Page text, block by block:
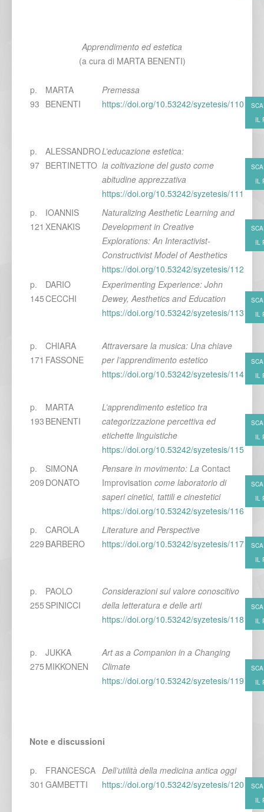
Apprendimento ed estetica
(a cura di MARTA BENENTI)
p.
93
MARTA
BENENTI
Premessa
https://doi.org/10.53242/syzetesis/110
IL
p.
97
ALESSANDRO
BERTINETTO
L’educazione estetica:
la coltivazione del gusto come
abitudine apprezzativa
https://doi.org/10.53242/syzetesis/111
IL
p.
121
IOANNIS
XENAKIS
Naturalizing Aesthetic Learning and
Development in Creative
Explorations: An Interactivist-
Constructivist Model of Aesthetics
https://doi.org/10.53242/syzetesis/112
IL
p.
145
DARIO
CECCHI
Experimenting Experience: John
Dewey, Aesthetics and Education
https://doi.org/10.53242/syzetesis/113
IL
p.
171
CHIARA
FASSONE
Attraversare la musica: Una chiave
per l’apprendimento estetico
https://doi.org/10.53242/syzetesis/114
IL
p.
193
MARTA
BENENTI
L’apprendimento estetico tra
categorizzazione percettiva ed
etichette linguistiche
https://doi.org/10.53242/syzetesis/115
IL
p.
209
SIMONA
DONATO
Pensare in movimento: La Contact
Improvisation come laboratorio di
saperi cinetici, tattili e cinestetici
https://doi.org/10.53242/syzetesis/116
IL
p.
229
CAROLA
BARBERO
Literature and Perspective
https://doi.org/10.53242/syzetesis/117
IL
p.
255
PAOLO
SPINICCI
Considerazioni sul valore conoscitivo
della letteratura e delle arti
https://doi.org/10.53242/syzetesis/118
IL
p.
275
JUKKA
MIKKONEN
Art as a Companion in a Changing
Climate
https://doi.org/10.53242/syzetesis/119
IL
Note e discussioni
p.
301
FRANCESCA
GAMBETTI
Dell’utilità della medicina antica oggi
https://doi.org/10.53242/syzetesis/120
IL